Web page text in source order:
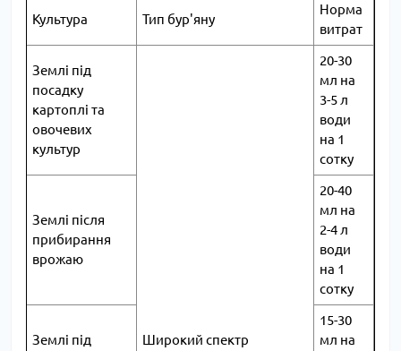
Культура Тип бур'яну
Норма
витрат
Землі під
посадку
картоплі та
овочевих
культур
Широкий спектр
20-30
мл на
3-5 л
води
на 1
сотку
Землі після
прибирання
врожаю
20-40
мл на
2-4 л
води
на 1
сотку
Землі під
15-30
мл на